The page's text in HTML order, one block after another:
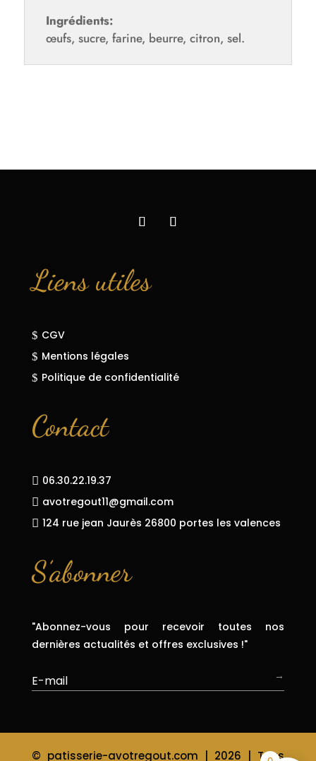
Ingrédients:
œufs, sucre, farine, beurre, citron, sel.
Liens utiles
$ CGV
$ Mentions légales
$ Politique de confidentialité
Contact
 06.30.22.19.37
 avotregout11@gmail.com
 124 rue jean Jaurès 26800 portes les valences
S’abonner
"Abonnez-vous pour recevoir toutes nos
dernières actualités et offres exclusives !"
→
© patisserie-avotregout.com | 2026 | Tous